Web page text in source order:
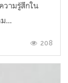
วามรู้สึกใน
...
208